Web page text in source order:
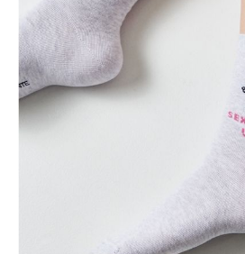
DODAJ DO KOSZYKA
Jak złożyć zamówienie
POWIADOM MNIE O DOSTĘPNOŚCI
darmowa od 50 zł
w sklepie Conte (Łodz)
pn.- czw. 8:00 - 16:00, pt. 8:00 - 14:00